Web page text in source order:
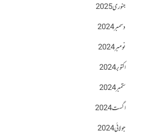
جنوری 2025
دسمبر 2024
نومبر 2024
اکتوبر 2024
ستمبر 2024
اگست 2024
جولائی 2024